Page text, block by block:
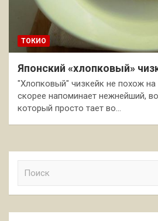
ТОКИО
Японский «хлопковый»
"Хлопковый" чизкейк не похож
скорее напоминает нежнейший,
который просто тает во…
к